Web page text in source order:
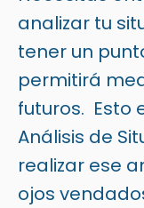
analizar tu
tener un
permitirá
futuros. Esto
Análisis de
realizar ese
ojos